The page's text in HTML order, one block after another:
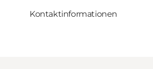
Kontaktinformationen